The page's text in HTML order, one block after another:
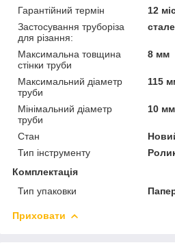
Гарантійний термін
12
Застосування труборіза
для різання:
Максимальна товщина
стінки труби
8 мм
Максимальний діаметр
труби
115
Мінімальний діаметр
труби
10 мм
Стан
Тип інструменту
Комплектація
Тип упаковки
Приховати